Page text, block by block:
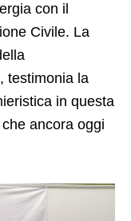
con il
Civile. La
testimonia la
in questa
ancora oggi